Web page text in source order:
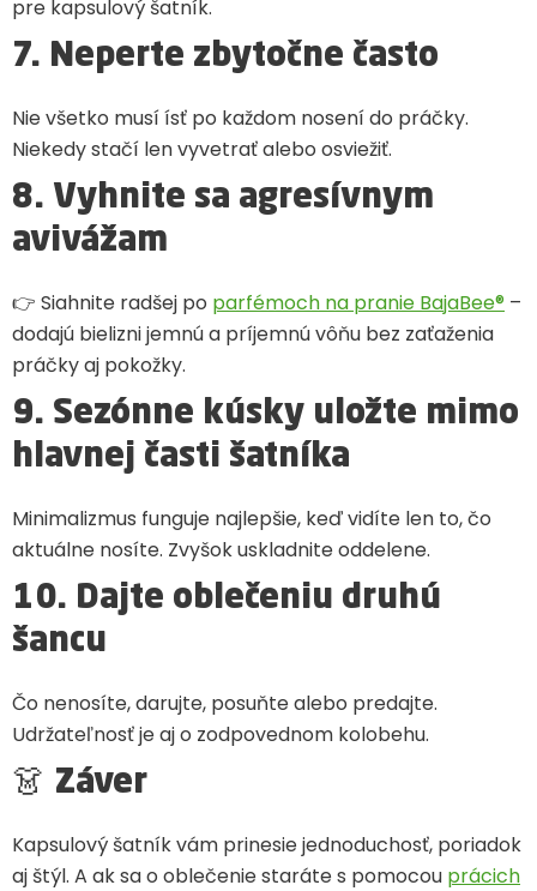
pre kapsulový šatník.
7. Neperte zbytočne často
Nie všetko musí ísť po každom nosení do práčky.
Niekedy stačí len vyvetrať alebo osviežiť.
8. Vyhnite sa agresívnym
avivážam
👉 Siahnite radšej po parfémoch na pranie BajaBee® –
dodajú bielizni jemnú a príjemnú vôňu bez zaťaženia
práčky aj pokožky.
9. Sezónne kúsky uložte mimo
hlavnej časti šatníka
Minimalizmus funguje najlepšie, keď vidíte len to, čo
aktuálne nosíte. Zvyšok uskladnite oddelene.
10. Dajte oblečeniu druhú
šancu
Čo nenosíte, darujte, posuňte alebo predajte.
Udržateľnosť je aj o zodpovednom kolobehu.
👗 Záver
Kapsulový šatník vám prinesie jednoduchosť, poriadok
aj štýl. A ak sa o oblečenie staráte s pomocou prácich